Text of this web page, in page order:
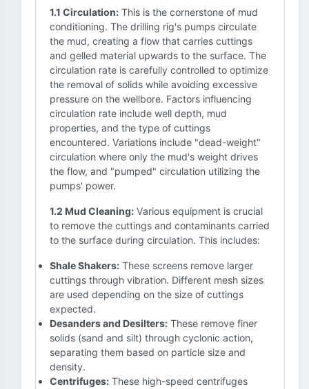
1.1 Circulation: This is the cornerstone of mud
conditioning. The drilling rig's pumps circulate
the mud, creating a flow that carries cuttings
and gelled material upwards to the surface. The
circulation rate is carefully controlled to optimize
the removal of solids while avoiding excessive
pressure on the wellbore. Factors influencing
circulation rate include well depth, mud
properties, and the type of cuttings
encountered. Variations include "dead-weight"
circulation where only the mud's weight drives
the flow, and "pumped" circulation utilizing the
pumps' power.
1.2 Mud Cleaning: Various equipment is crucial
to remove the cuttings and contaminants carried
to the surface during circulation. This includes:
Shale Shakers: These screens remove larger
cuttings through vibration. Different mesh sizes
are used depending on the size of cuttings
expected.
Desanders and Desilters: These remove finer
solids (sand and silt) through cyclonic action,
separating them based on particle size and
density.
Centrifuges: These high-speed centrifuges